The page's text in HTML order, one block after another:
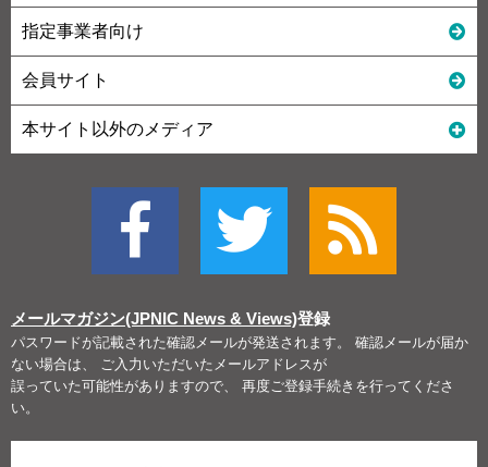
指定事業者向け
会員サイト
本サイト以外のメディア
メールマガジン(JPNIC News & Views)登録
パスワードが記載された確認メールが発送されます。 確認メールが届か
ない場合は、 ご入力いただいたメールアドレスが
誤っていた可能性がありますので、 再度ご登録手続きを行ってくださ
い。